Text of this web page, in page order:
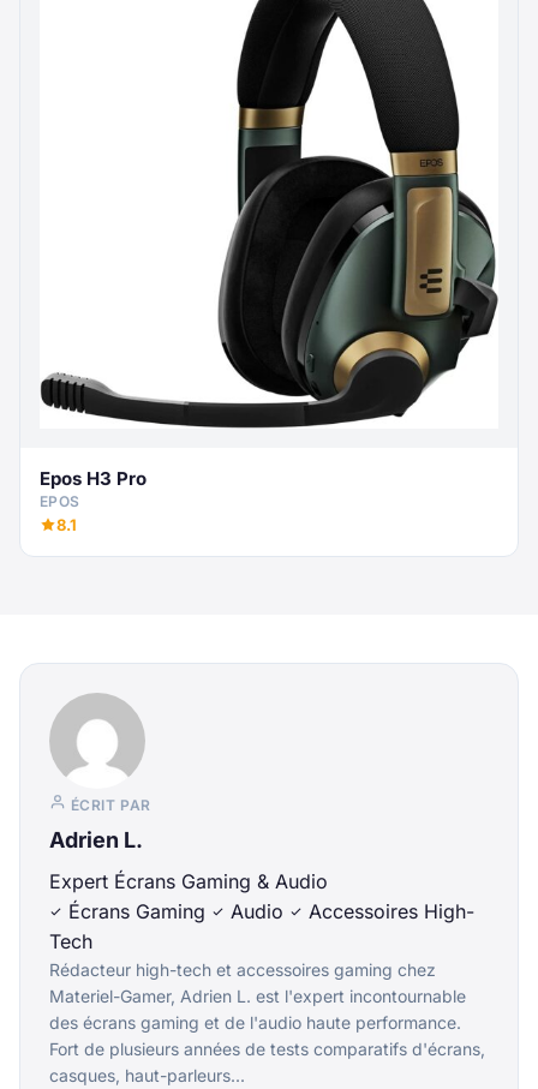
Epos H3 Pro
EPOS
8.1
ÉCRIT PAR
Adrien L.
Expert Écrans Gaming & Audio
Écrans Gaming
Audio
Accessoires High-
Tech
Rédacteur high-tech et accessoires gaming chez
Materiel-Gamer, Adrien L. est l'expert incontournable
des écrans gaming et de l'audio haute performance.
Fort de plusieurs années de tests comparatifs d'écrans,
casques, haut-parleurs...